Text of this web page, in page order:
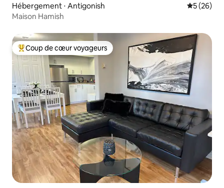
Hébergement ⋅ Antigonish
5 (26)
Maison Hamish
Coups de cœur voyageurs les plus appréciés
Coup de cœur voyageurs